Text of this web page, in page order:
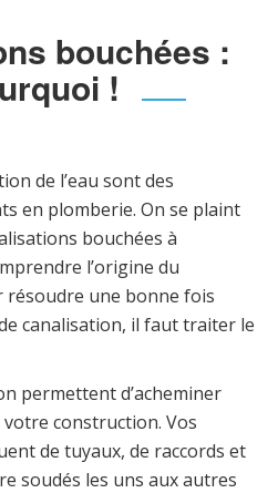
bouchées :
!
de l’eau sont des
en plomberie. On se plaint
bouchées à
l’origine du
une bonne fois
canalisation, il faut traiter le
permettent d’acheminer
votre construction. Vos
de tuyaux, de raccords et
soudés les uns aux autres